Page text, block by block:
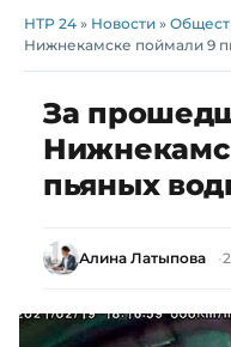
НТР 24 » Новости »
Нижнекамске поймали 9
За
пьяных
Алина Латыпова